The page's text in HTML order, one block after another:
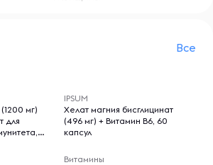
Все
мг)
для
IPSUM
Хелат магния бисглицинат
(496 мг) + Витамин B6, 60
капсул
Витамины